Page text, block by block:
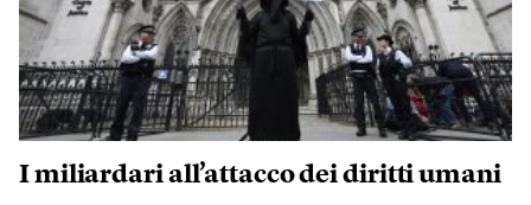
I miliardari all’attacco dei diritti umani